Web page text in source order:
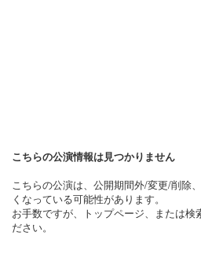
こちらの公演情報は見つかりません
こちらの公演は、公開期間外/変更/削除
くなっている可能性があります。
お手数ですが、トップページ、または検
ださい。